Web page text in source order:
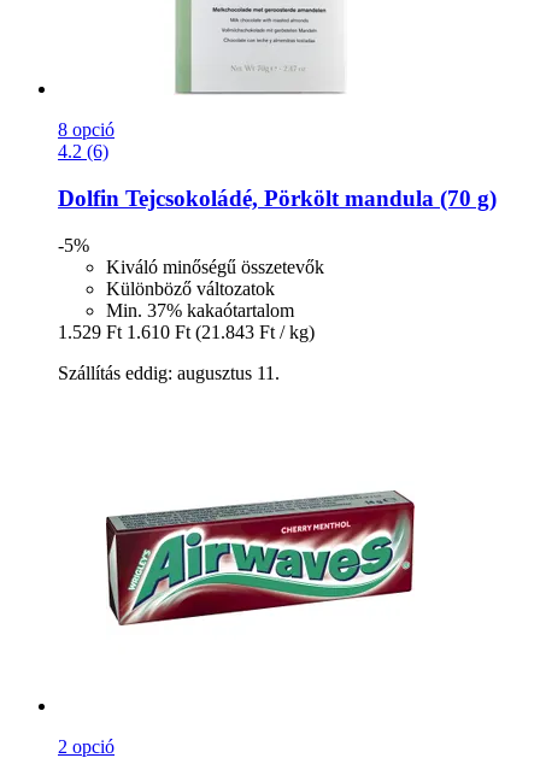
8 opció
4.2 (6)
Dolfin Tejcsokoládé, Pörkölt mandula (70 g)
-5%
Kiváló minőségű összetevők
Különböző változatok
Min. 37% kakaótartalom
1.529 Ft 1.610 Ft (21.843 Ft / kg)
Szállítás eddig: augusztus 11.
2 opció